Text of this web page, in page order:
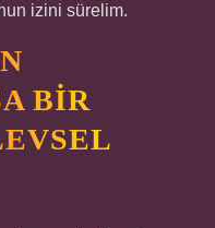
izini sürelim.
BIR